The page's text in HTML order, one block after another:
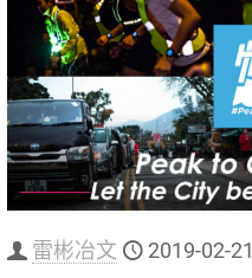
雷彬冶文 2019-02-21